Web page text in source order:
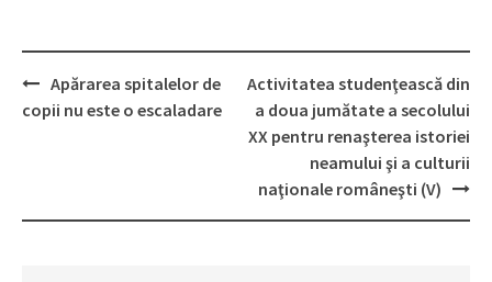
Post
Apărarea spitalelor de
copii nu este o escaladare
Activitatea studenţească din
a doua jumătate a secolului
XX pentru renaşterea istoriei
neamului şi a culturii
naţionale româneşti (V)